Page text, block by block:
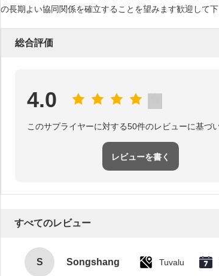
の長期よい協同関係を確立することを望みます歓迎して
総合評価
4.0
このサプライヤーに対する50件のレビューに基づ
レビューを書く
すべてのレビュー
S Songshang Tuvalu